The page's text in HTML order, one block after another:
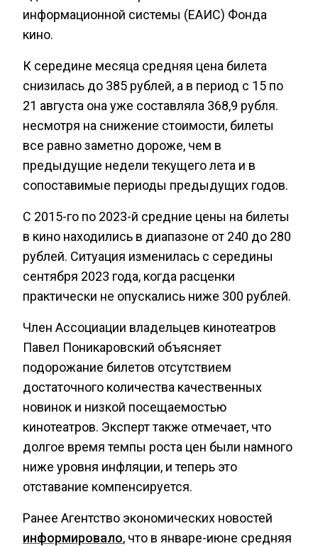
информационной системы (ЕАИС) Фонда
кино.
К середине месяца средняя цена билета
снизилась до 385 рублей, а в период с 15 по
21 августа она уже составляла 368,9 рубля.
несмотря на снижение стоимости, билеты
все равно заметно дороже, чем в
предыдущие недели текущего лета и в
сопоставимые периоды предыдущих годов.
С 2015-го по 2023-й средние цены на билеты
в кино находились в диапазоне от 240 до 280
рублей. Ситуация изменилась с середины
сентября 2023 года, когда расценки
практически не опускались ниже 300 рублей.
Член Ассоциации владельцев кинотеатров
Павел Поникаровский объясняет
подорожание билетов отсутствием
достаточного количества качественных
новинок и низкой посещаемостью
кинотеатров. Эксперт также отмечает, что
долгое время темпы роста цен были намного
ниже уровня инфляции, и теперь это
отставание компенсируется.
Ранее Агентство экономических новостей
информировало, что в январе-июне средняя